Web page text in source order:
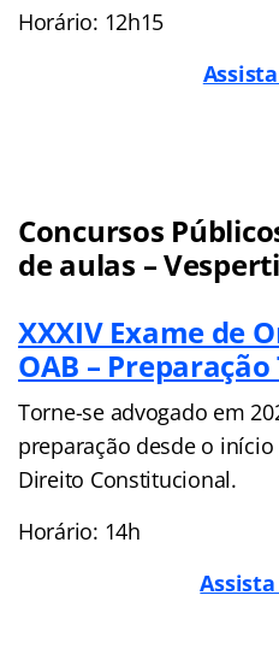
Horário: 12h15
Concursos
de aulas –
XXXIV Exame de
OAB –
Torne-se advogado em
preparação desde o
Direito Constitucional.
Horário: 14h